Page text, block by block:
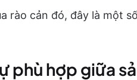
rào cản đó, đây là một
phù hợp giữa